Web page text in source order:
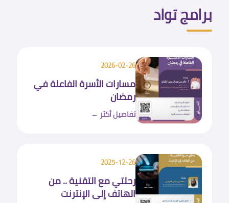
برامج تواد
2026-02-26
مسارات الأسرة الفاعلة في
رمضان
تفاصيل أكثر ←
2025-12-26
رحلتي مع التقنية .. من
الهاتف إلى الإنترنت